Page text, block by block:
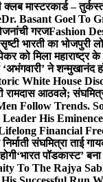
मास्टरकार्ड –
Dr. Basant Goel To
गरजFashion
भारती का भोजपुरी
मिला महाराष्ट्र के
ने शन्मुखानंद
White House
रामदास आठवले;
Follow Trends.
Leader His
Financial
संघमित्रा ताई
‘भारत पॉडकास्ट’
To The Rajya